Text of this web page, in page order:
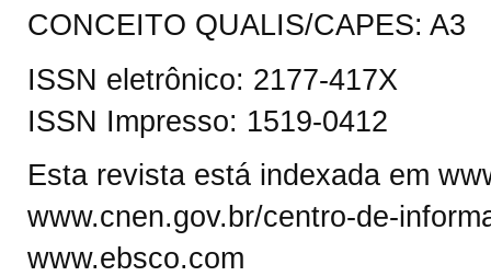
CONCEITO QUALIS/CAPES: A3
ISSN eletrônico: 2177-417X
ISSN Impresso: 1519-0412
Esta revista está indexada em
www.cnen.gov.br/centro-de-
www.ebsco.com